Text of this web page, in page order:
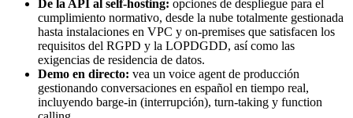
De la API al self-hosting: opciones de despliegue para el
cumplimiento normativo, desde la nube totalmente gestionada
hasta instalaciones en VPC y on-premises que satisfacen los
requisitos del RGPD y la LOPDGDD, así como las
exigencias de residencia de datos.
Demo en directo: vea un voice agent de producción
gestionando conversaciones en español en tiempo real,
incluyendo barge-in (interrupción), turn-taking y function